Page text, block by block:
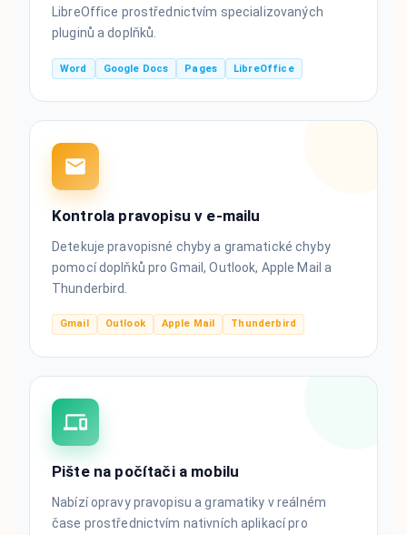
LibreOffice prostřednictvím specializovaných
pluginů a doplňků.
Word Google Docs Pages LibreOffice
Kontrola pravopisu v e-mailu
Detekuje pravopisné chyby a gramatické chyby
pomocí doplňků pro Gmail, Outlook, Apple Mail a
Thunderbird.
Gmail Outlook Apple Mail Thunderbird
Pište na počítači a mobilu
Nabízí opravy pravopisu a gramatiky v reálném
čase prostřednictvím nativních aplikací pro